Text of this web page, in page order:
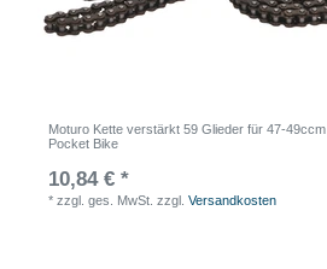
Moturo Kette verstärkt 59 Glieder für 47-49ccm
Pocket Bike
10,84 € *
*zzgl. ges. MwSt. zzgl.Versandkosten